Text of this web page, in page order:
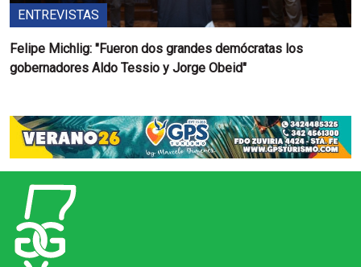
ENTREVISTAS
Felipe Michlig: "Fueron dos grandes demócratas los
gobernadores Aldo Tessio y Jorge Obeid"